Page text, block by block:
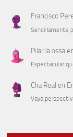
Francisco
Sencillamente
Pilar la ossa
Espectacular
Cha Real en
Vaya